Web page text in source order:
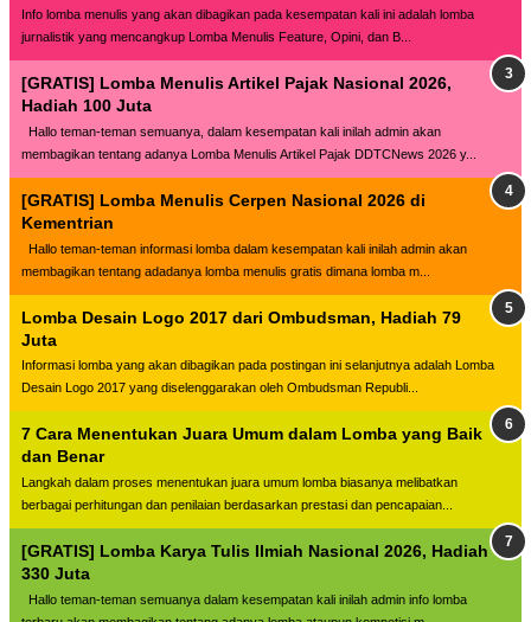
Info lomba menulis yang akan dibagikan pada kesempatan kali ini adalah lomba
jurnalistik yang mencangkup Lomba Menulis Feature, Opini, dan B...
[GRATIS] Lomba Menulis Artikel Pajak Nasional 2026,
Hadiah 100 Juta
Hallo teman-teman semuanya, dalam kesempatan kali inilah admin akan
membagikan tentang adanya Lomba Menulis Artikel Pajak DDTCNews 2026 y...
[GRATIS] Lomba Menulis Cerpen Nasional 2026 di
Kementrian
Hallo teman-teman informasi lomba dalam kesempatan kali inilah admin akan
membagikan tentang adadanya lomba menulis gratis dimana lomba m...
Lomba Desain Logo 2017 dari Ombudsman, Hadiah 79
Juta
Informasi lomba yang akan dibagikan pada postingan ini selanjutnya adalah Lomba
Desain Logo 2017 yang diselenggarakan oleh Ombudsman Republi...
7 Cara Menentukan Juara Umum dalam Lomba yang Baik
dan Benar
Langkah dalam proses menentukan juara umum lomba biasanya melibatkan
berbagai perhitungan dan penilaian berdasarkan prestasi dan pencapaian...
[GRATIS] Lomba Karya Tulis Ilmiah Nasional 2026, Hadiah
330 Juta
Hallo teman-teman semuanya dalam kesempatan kali inilah admin info lomba